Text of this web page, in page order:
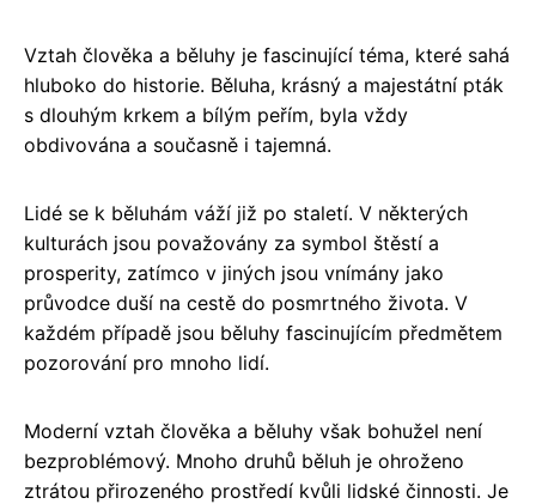
Vztah člověka a běluhy je fascinující téma, které sahá
hluboko do historie. Běluha, krásný a majestátní pták
s dlouhým krkem a bílým peřím, byla vždy
obdivována a současně i tajemná.
Lidé se k běluhám váží již po staletí. V některých
kulturách jsou považovány za symbol štěstí a
prosperity, zatímco v jiných jsou vnímány jako
průvodce duší na cestě do posmrtného života. V
každém případě jsou běluhy fascinujícím předmětem
pozorování pro mnoho lidí.
Moderní vztah člověka a běluhy však bohužel není
bezproblémový. Mnoho druhů běluh je ohroženo
ztrátou přirozeného prostředí kvůli lidské činnosti. Je